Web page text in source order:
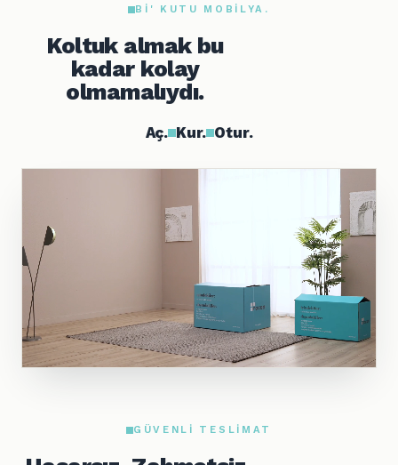
BI' KUTU MOBILYA.
Koltuk almak bu
kadar kolay
olmamalıydı.
Aç. Kur. Otur.
GÜVENLI TESLIMAT